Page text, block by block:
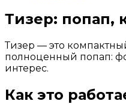
Тизер: попап,
Тизер — это
полноценный попап:
интерес.
Как это